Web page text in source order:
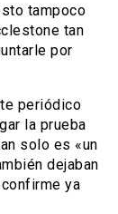
tampoco
tan
por
periódico
la prueba
solo es «un
dejaban
ya